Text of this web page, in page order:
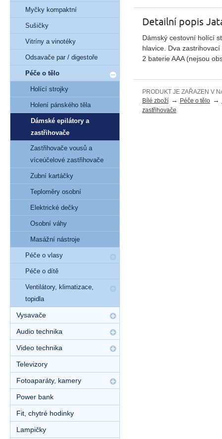
Detailní popis
Dámský cestovní holící
hlavice. Dva
2 baterie AAA (nejsou
PRODUKT JE ZAŘAZEN V
Bílé zboží → Péče o tělo →
zastřihovače
Myčky kompaktní
Sušičky
Vitríny a vinotéky
Odsavače par / digestoře
Péče o tělo
Holící strojky
Holení pánského těla
Dámské epilátory a
zastřihovače
Zastřihovače vousů a
víceúčelové zastřihovače
Zubní kartáčky
Teploměry osobní
Elektrické dečky
Osobní váhy
Masážní nástroje
Péče o vlasy
Péče o dítě
Ventilátory, klimatizace,
topidla
Vysavače
Audio technika
Video technika
Televizory
Fotoaparáty, kamery
Power bank
Fit, chytré hodinky
Lampičky